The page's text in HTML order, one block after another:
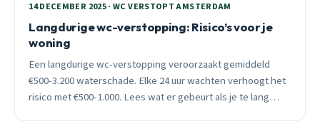
14 DECEMBER 2025 · WC VERSTOPT AMSTERDAM
Langdurige wc-verstopping: Risico’s voor je
woning
Een langdurige wc-verstopping veroorzaakt gemiddeld
€500-3.200 waterschade. Elke 24 uur wachten verhoogt het
risico met €500-1.000. Lees wat er gebeurt als je te lang